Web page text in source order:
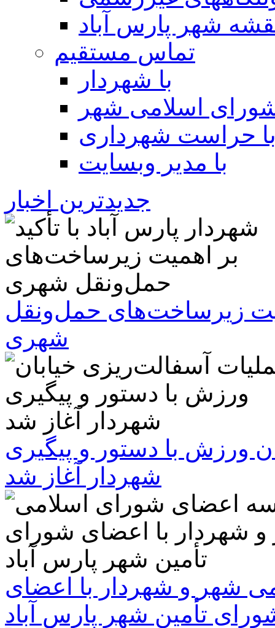
شهر پارس آباد
تماس مستقیم
با شهردار
اسلامی شهر
حراست شهرداری
با مدیر وبسایت
جدیدترین اخبار
زیرساخت‌های حمل‌ونقل
شهری
ورزش با دستور و پیگیری
شهردار آغاز شد
شهر و شهردار با اعضای
تأمین شهر پارس آباد